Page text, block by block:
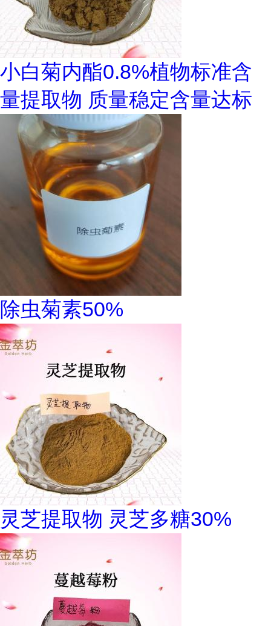
小白菊内酯0.8%植物标准含
量提取物 质量稳定含量达标
除虫菊素50%
灵芝提取物 灵芝多糖30%